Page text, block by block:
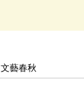
文藝春秋